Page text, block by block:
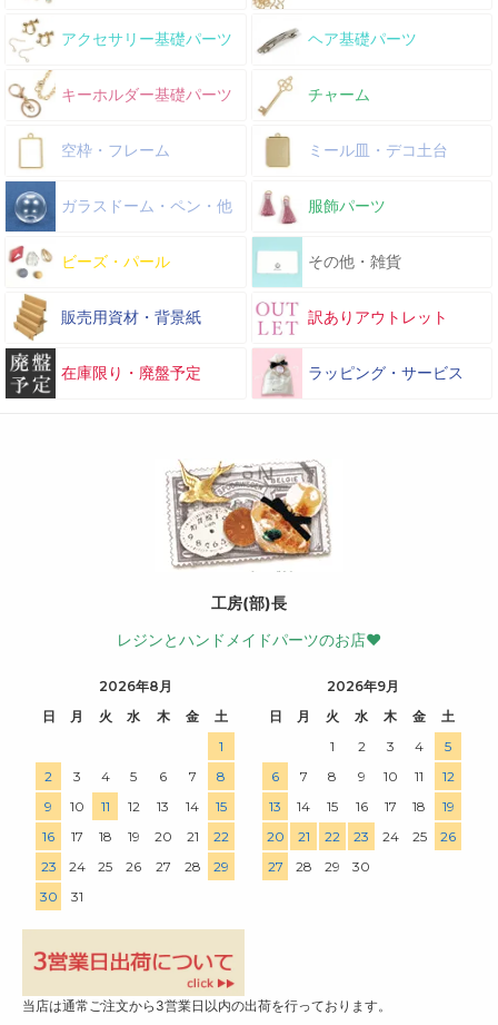
アクセサリー基礎パーツ ヘア基礎パーツ
キーホルダー基礎パーツ チャーム
空枠・フレーム ミール皿・デコ土台
ガラスドーム・ペン・他 服飾パーツ
ビーズ・パール その他・雑貨
販売用資材・背景紙 訳ありアウトレット
在庫限り・廃盤予定 ラッピング・サービス
工房(部)長
レジンとハンドメイドパーツのお店♥
2026年8月
日
月 火 水 木 金
土
1
2
3 4 5 6 7
8
9
10 11 12 13 14
15
16
17 18 19 20 21
22
23
24 25 26 27 28
29
30
31
2026年9月
日
月 火 水 木 金
土
1
2 3 4
5
6
7 8 9 10 11
12
13
14 15 16 17 18
19
20
21 22 23 24 25
26
27
28 29 30
当店は通常ご注文から3営業日以内の出荷を行っております。